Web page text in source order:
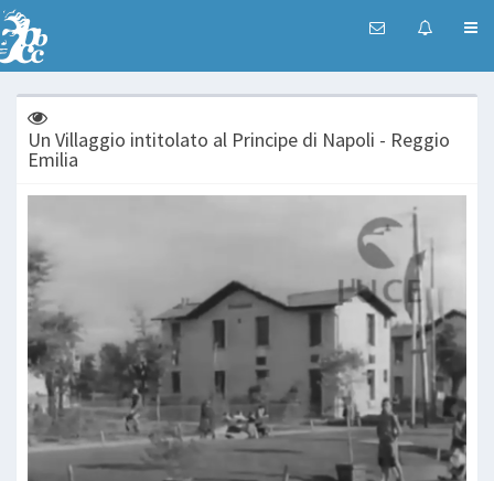
Un Villaggio intitolato al Principe di Napoli - Reggio
Emilia